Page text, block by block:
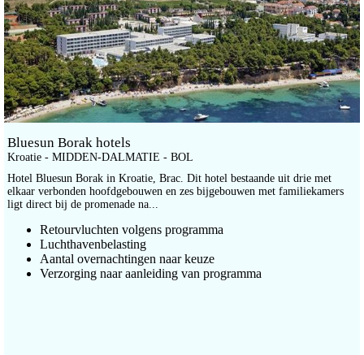
Bluesun Borak hotels
Kroatie - MIDDEN-DALMATIE - BOL
Hotel Bluesun Borak in Kroatie, Brac. Dit hotel bestaande uit drie met
elkaar verbonden hoofdgebouwen en zes bijgebouwen met familiekamers
ligt direct bij de promenade na...
Retourvluchten volgens programma
Luchthavenbelasting
Aantal overnachtingen naar keuze
Verzorging naar aanleiding van programma